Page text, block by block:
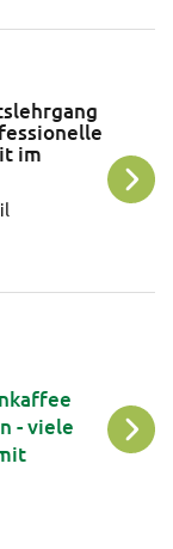
im
< mehr
- viele
Aug